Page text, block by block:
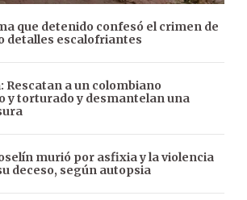
que detenido confesó el crimen de
detalles escalofriantes
Rescatan a un colombiano
y torturado y desmantelan una
murió por asfixia y la violencia
deceso, según autopsia